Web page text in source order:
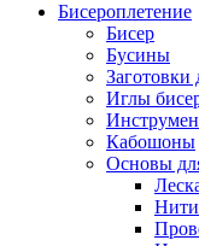
Бисероплетение
Бисер
Бусины
Заготовки
Иглы
Кабошоны
Основы
Нити